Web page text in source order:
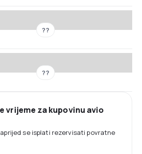
??
??
vrijeme za kupovinu avio
se isplati rezervisati povratne